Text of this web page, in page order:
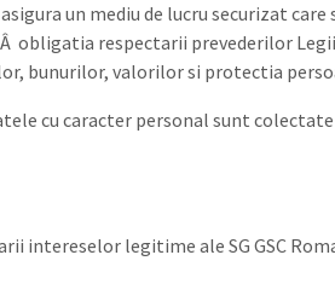
un mediu de lucru securizat care
respectarii prevederilor Legii
bunurilor, valorilor si protectia
cu caracter personal sunt
intereselor legitime ale SG GSC